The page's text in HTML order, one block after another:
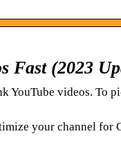
Fast (2023
YouTube videos. To
your channel for